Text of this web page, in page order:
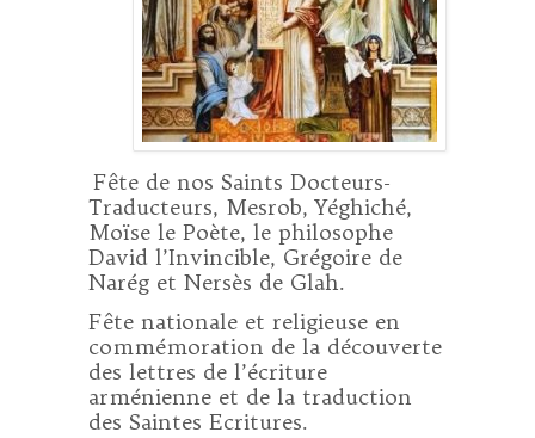
Fête de nos Saints Docteurs-
Traducteurs, Mesrob, Yéghiché,
Moïse le Poète, le philosophe
David l’Invincible, Grégoire de
Narég et Nersès de Glah.
Fête nationale et religieuse en
commémoration de la découverte
des lettres de l’écriture
arménienne et de la traduction
des Saintes Ecritures.